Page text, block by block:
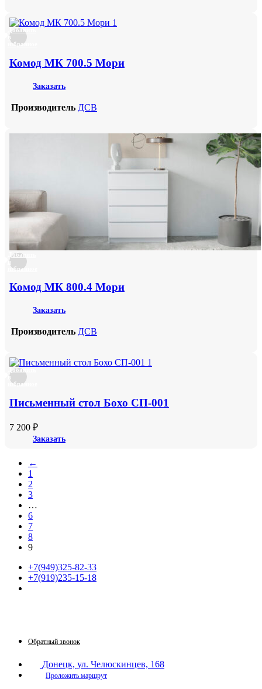
Добавить
в
избранное
Комод МК 700.5 Мори
Заказать
Производитель ДСВ
Добавить
в
избранное
Комод МК 800.4 Мори
Заказать
Производитель ДСВ
Добавить
в
избранное
Письменный стол Бохо СП-001
7 200 ₽
Заказать
←
1
2
3
…
6
7
8
9
+7(949)325-82-33
+7(919)235-15-18
Обратный звонок
Донецк, ул. Челюскинцев, 168
Проложить маршрут